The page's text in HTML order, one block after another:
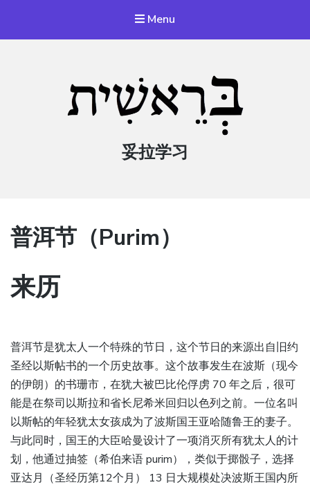
Menu
妥拉学习
普洱节（Purim）
来历
普洱节是犹太人一个特殊的节日，这个节日的来源出自旧约
圣经以斯帖书的一个历史故事。这个故事发生在波斯（现今
的伊朗）的书珊市，在犹大被巴比伦俘虏 70 年之后，很可
能是在祭司以斯拉和省长尼希米回归以色列之前。一位名叫
以斯帖的年轻犹太女孩成为了波斯国王亚哈随鲁王的妻子。
与此同时，国王的大臣哈曼设计了一项消灭所有犹太人的计
划，他通过抽签（希伯来语 purim），类似于掷骰子，选择
亚达月（圣经历第12个月） 13 日大规模处决波斯王国内所